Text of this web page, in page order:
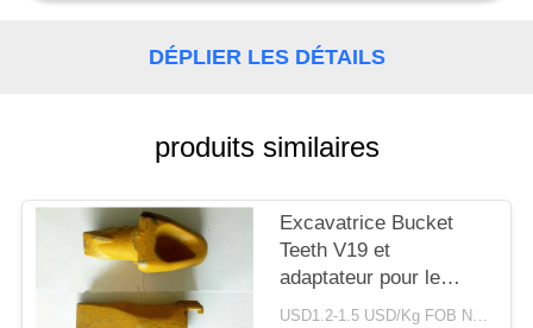
PRIVACY
POLICY
DÉPLIER LES DÉTAILS
produits similaires
Excavatrice Bucket
Teeth V19 et
adaptateur pour le
travail de forage d'huileUSD1.2-1.5 USD/Kg FOB Ningbo MOQ:2 tonnes